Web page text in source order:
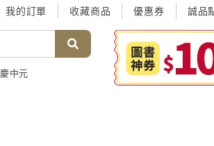
我的訂單 收藏商品 優惠券 誠品
中元